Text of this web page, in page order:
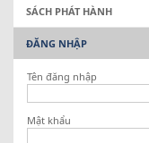
SÁCH PHÁT HÀNH
ĐĂNG NHẬP
Tên đăng nhập
Mật khẩu